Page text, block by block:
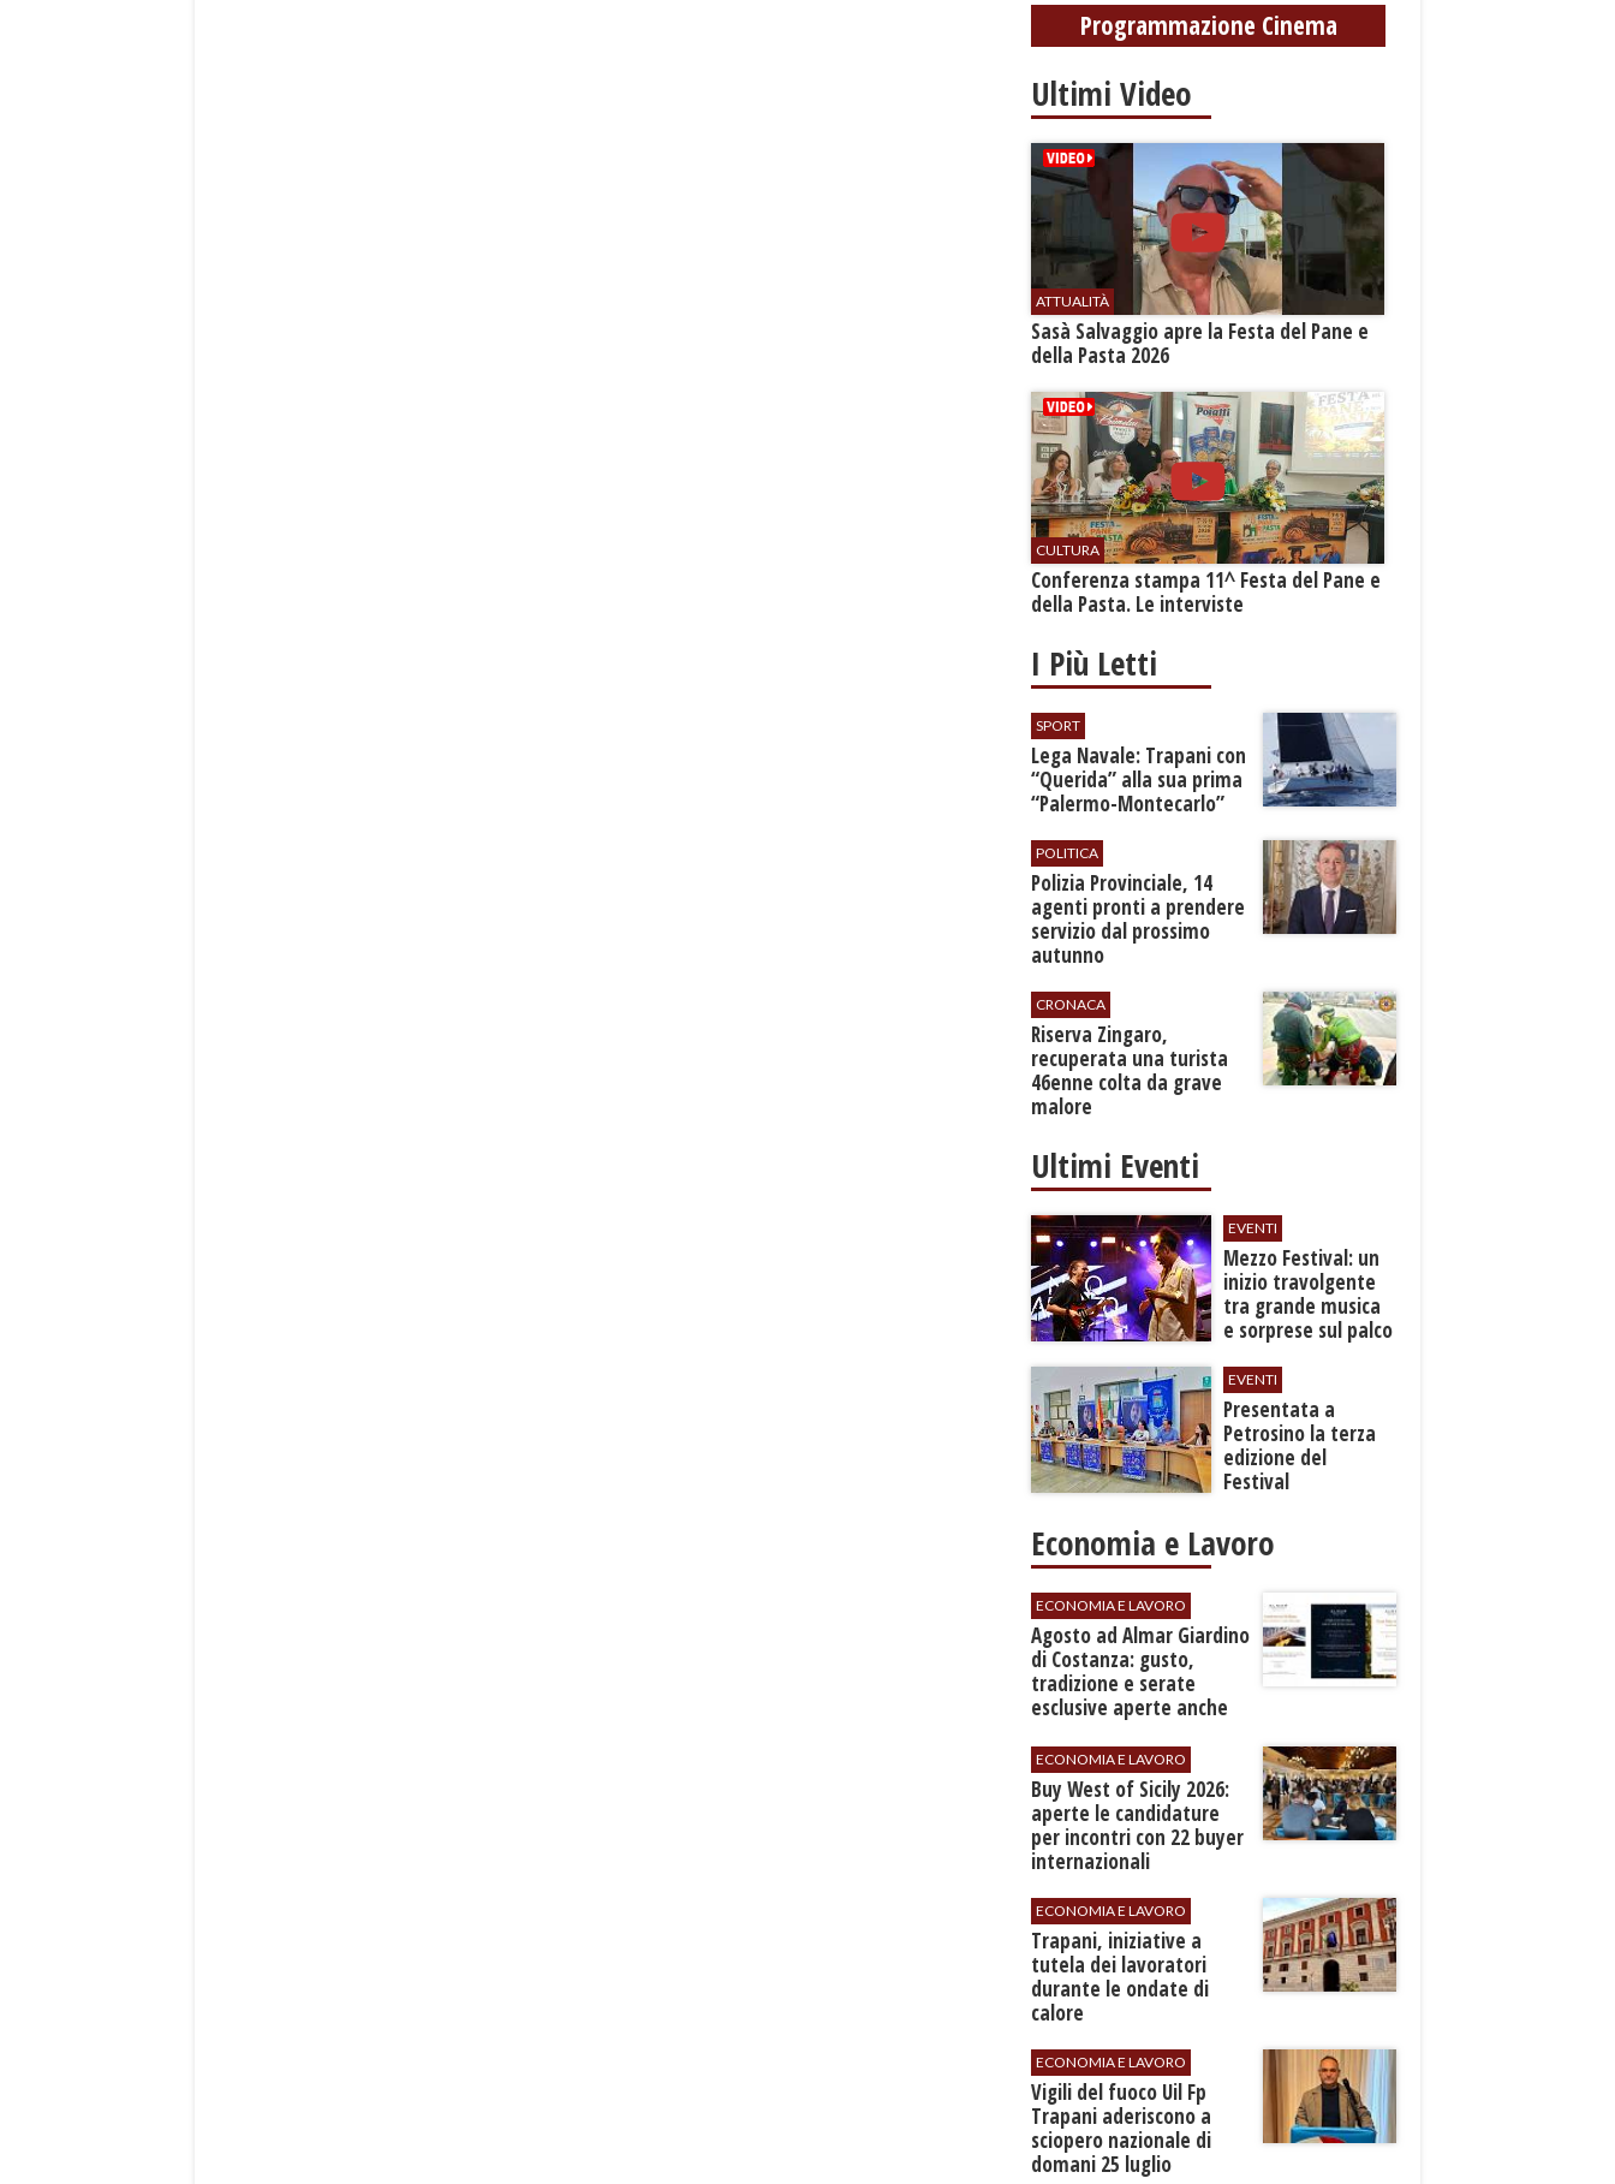
bilancio
Programmazione Cinema
Ultimi Video
ATTUALITÀ
Sasà Salvaggio apre la Festa del Pane e
della Pasta 2026
CULTURA
Conferenza stampa 11^ Festa del Pane e
della Pasta. Le interviste
I Più Letti
SPORT
​Lega Navale: Trapani con
“Querida” alla sua prima
“Palermo-Montecarlo”
POLITICA
​Polizia Provinciale, 14
agenti pronti a prendere
servizio dal prossimo
autunno
CRONACA
​Riserva Zingaro,
recuperata una turista
46enne colta da grave
malore
Ultimi Eventi
EVENTI
Mezzo Festival: un
inizio travolgente
tra grande musica
e sorprese sul palco
EVENTI
Presentata a
Petrosino la terza
edizione del
Festival
"Voci dal
Economia e Lavoro
ECONOMIA E LAVORO
Agosto ad Almar Giardino
di Costanza: gusto,
tradizione e serate
esclusive aperte anche
ECONOMIA E LAVORO
Buy West of Sicily 2026:
aperte le candidature
per incontri con 22 buyer
internazionali
ECONOMIA E LAVORO
​Trapani, iniziative a
tutela dei lavoratori
durante le ondate di
calore
ECONOMIA E LAVORO
​Vigili del fuoco Uil Fp
Trapani aderiscono a
sciopero nazionale di
domani 25 luglio